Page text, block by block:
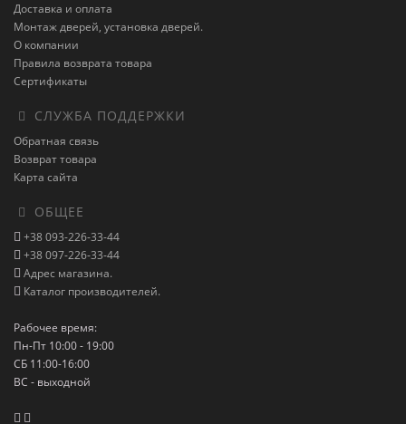
Доставка и оплата
Монтаж дверей, установка дверей.
О компании
Правила возврата товара
Сертификаты
СЛУЖБА ПОДДЕРЖКИ
Обратная связь
Возврат товара
Карта сайта
ОБЩЕЕ
+38 093-226-33-44
+38 097-226-33-44
Адрес магазина.
Каталог производителей.
Рабочее время:
Пн-Пт 10:00 - 19:00
СБ 11:00-16:00
ВС - выходной